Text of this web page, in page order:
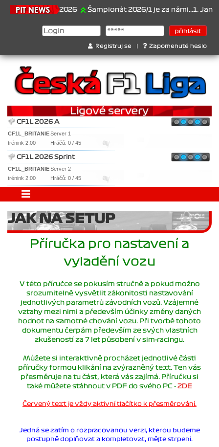
21.6.2026 Šampionát 2026/1 je za námi...1. Jan
Registruj se Zapomenuté heslo
CF1L 2026 A
CF1L_BRITANIEServer 1
trénink 2:00
Hráčů: 0 / 45
CF1L 2026 Sprint
CF1L_BRITANIEServer 2
trénink 2:00
Hráčů: 0 / 45
JAK NA SETUP
Příručka pro nastavení a
vyladění vozu
V této příručce se pokusím stručně a pokud možno
srozumitelně vysvětlit zákonitosti nastavování
jednotlivých parametrů závodních vozů. Vzájemné
vztahy mezi nimi a především účinky změny daných
hodnot na samotné chování vozu. Při tvorbě tohoto
dokumentu čerpám především ze svých vlastních
zkušeností za 7 let působení v sim-racingu.
Můžete si interaktivně procházet jednotlivé části
příručky formou klikání na zvýrazněný text. Ten vás
přesměruje na tu část, která vás zajímá. Příručku si
také můžete stáhnout v PDF do svého PC - ZDE
Červený text je vždy aktivní tlačítko k přesměrování.
Jedná se zatím o rozpracovanou verzi, kterou budeme
postupně doplňovat a kompletovat, mějte strpení.